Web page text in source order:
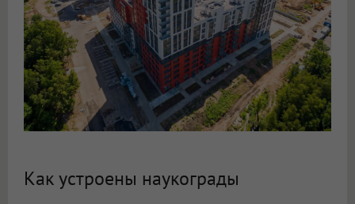
Как устроены наукограды